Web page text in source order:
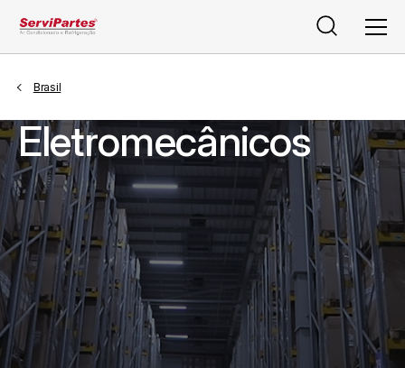
Pesquisar
Brasil
Eletromecânicos